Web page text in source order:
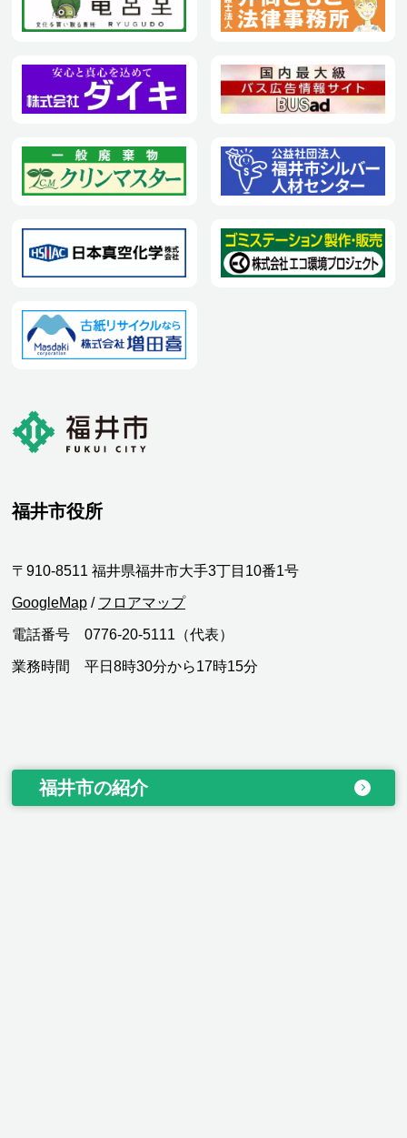
福井市役所
〒910-8511 福井県福井市大手3丁目10番1号
GoogleMap / フロアマップ
電話番号 0776-20-5111（代表）
業務時間 平日8時30分から17時15分
福井市の紹介